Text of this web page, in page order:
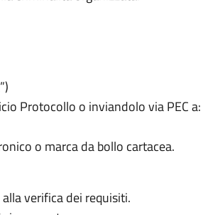
Protocollo o inviandolo via PEC a:
o marca da bollo cartacea.
verifica dei requisiti.